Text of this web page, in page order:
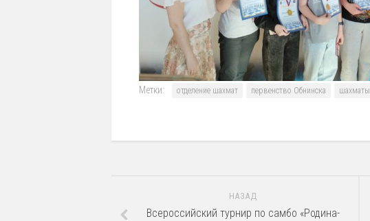
Метки: отделение шахмат первенство Обнинска шахматы
НАЗАД
Всероссийский турнир по самбо «Родина-